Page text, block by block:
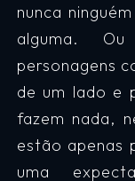
nunca
alguma.
personagens
de um lado e
fazem nada,
estão apenas
uma